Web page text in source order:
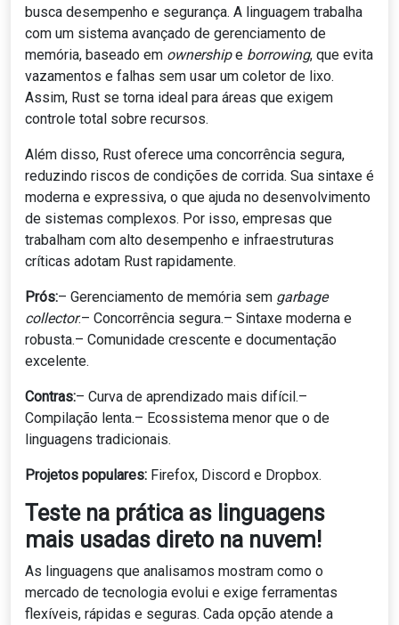
busca desempenho e segurança. A linguagem trabalha
com um sistema avançado de gerenciamento de
memória, baseado em ownershipe borrowing, que evita
vazamentos e falhas sem usar um coletor de lixo.
Assim, Rust se torna ideal para áreas que exigem
controle total sobre recursos.
Além disso, Rust oferece uma concorrência segura,
reduzindo riscos de condições de corrida. Sua sintaxe é
moderna e expressiva, o que ajuda no desenvolvimento
de sistemas complexos. Por isso, empresas que
trabalham com alto desempenho e infraestruturas
críticas adotam Rust rapidamente.
Prós:– Gerenciamento de memória sem garbage
collector.– Concorrência segura.– Sintaxe moderna e
robusta.– Comunidade crescente e documentação
excelente.
Contras:– Curva de aprendizado mais difícil.–
Compilação lenta.– Ecossistema menor que o de
linguagens tradicionais.
Projetos populares: Firefox, Discord e Dropbox.
Teste na prática as linguagens
mais usadas direto na nuvem!
As linguagens que analisamos mostram como o
mercado de tecnologia evolui e exige ferramentas
flexíveis, rápidas e seguras. Cada opção atende a